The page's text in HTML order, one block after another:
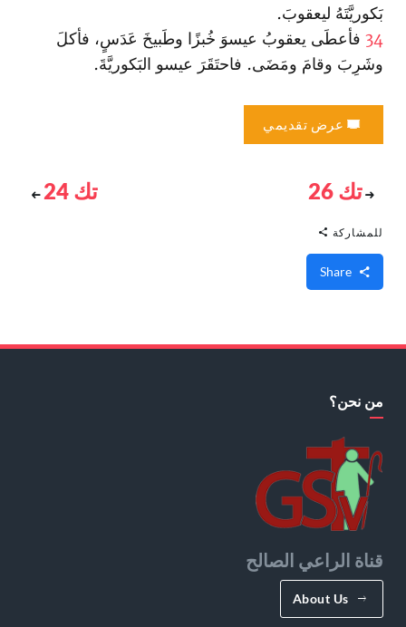
بَكوريَّتَهُ ليعقوبَ.
34 فأعطَى يعقوبُ عيسوَ خُبزًا وطَبيخَ عَدَسٍ، فأكلَ
وشَرِبَ وقامَ ومَضَى. فاحتَقَرَ عيسو البَكوريَّةَ.
عرض تقديمي
تك 26 تك 24
للمشاركة
من نحن؟
قناة الراعي الصالح
About Us